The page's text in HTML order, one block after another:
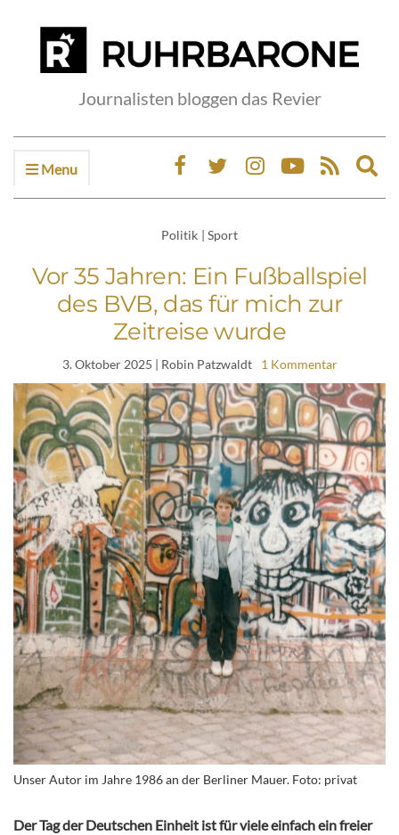
Journalisten bloggen das Revier
Menu
Politik | Sport
Vor 35 Jahren: Ein Fußballspiel
des BVB, das für mich zur
Zeitreise wurde
3. Oktober 2025 | Robin Patzwaldt 1 Kommentar
Unser Autor im Jahre 1986 an der Berliner Mauer. Foto: privat
Der Tag der Deutschen Einheit ist für viele einfach ein freier